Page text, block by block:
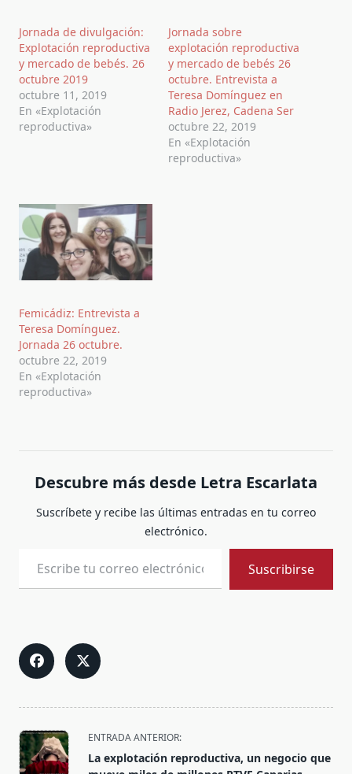
Jornada de divulgación:
Explotación reproductiva
y mercado de bebés. 26
octubre 2019
octubre 11, 2019
En «Explotación
reproductiva»
Jornada sobre
explotación reproductiva
y mercado de bebés 26
octubre. Entrevista a
Teresa Domínguez en
Radio Jerez, Cadena Ser
octubre 22, 2019
En «Explotación
reproductiva»
Femicádiz: Entrevista a
Teresa Domínguez.
Jornada 26 octubre.
octubre 22, 2019
En «Explotación
reproductiva»
Descubre más desde Letra Escarlata
Suscríbete y recibe las últimas entradas en tu correo
electrónico.
Suscribirse
<span
class="nav-
ENTRADA ANTERIOR:
La explotación reproductiva, un negocio que